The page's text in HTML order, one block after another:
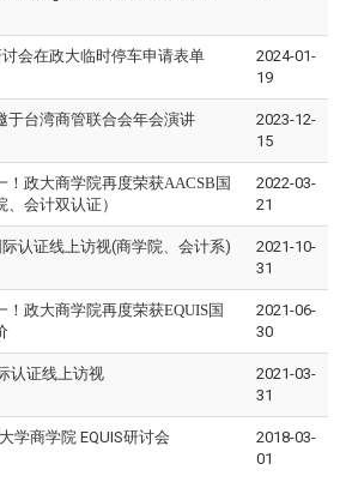
讨会在政大临时停车申请表单
2024-01-
19
于台湾商管联合会年会演讲
2023-12-
15
！政大商学院再度荣获AACSB国
会计双认证）
2022-03-
21
认证线上访视(商学院 会计系)
2021-10-
31
！政大商学院再度荣获EQUIS国
2021-06-
30
认证线上访视
2021-03-
31
学商学院 EQUIS研讨会
2018-03-
01